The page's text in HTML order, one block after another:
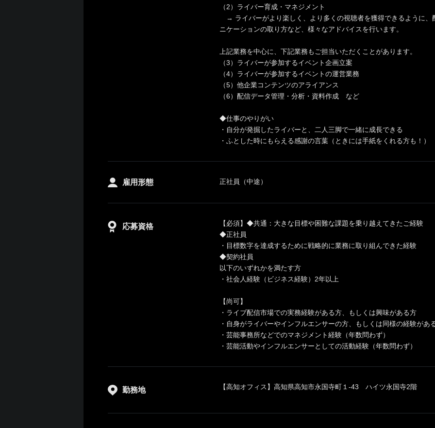
（2）ライバー育成・マネジメント
→ ライバーがより楽しく、より多くの視聴者を獲得できるように、
ニケーションの取り方など、様々なアドバイスを行います。
上記業務を中心に、下記業務もご担当いただくことがあります。
（3）ライバーが参加するイベント企画立案
（4）ライバーが参加するイベントの運営業務
（5）他企業コンテンツのアライアンス
（6）配信データ管理・分析・資料作成 など
◆仕事のやりがい
・自分が発掘したライバーと、二人三脚で一緒に成長できる
・ふとした時にもらえる感謝の言葉（ときには手紙をくれる方も！）
雇用形態 正社員（中途）
応募資格
【必須】◆共通：大きな目標や困難な課題を乗り越えてきたご経験
◆正社員
・目標数字を達成するために戦略的に業務に取り組んできた経験
◆契約社員
以下のいずれかを満たす方
・社会人経験（ビジネス経験）2年以上
【尚可】
・ライブ配信市場での実務経験がある方、もしくは興味がある方
・自身がライバーやインフルエンサーの方、もしくは同様の経験があ
・芸能事務所などでのマネジメント経験（年数問わず）
・芸能活動やインフルエンサーとしての活動経験（年数問わず）
勤務地 【高知オフィス】高知県高知市永国寺町１-43 ハイツ永国寺2階